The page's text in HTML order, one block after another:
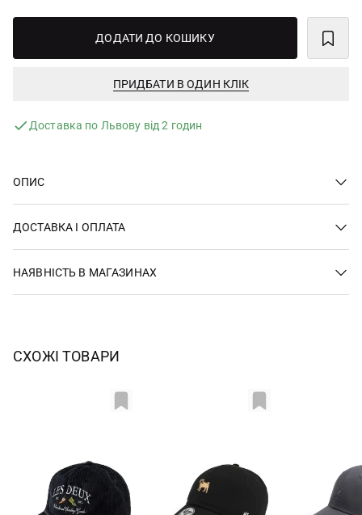
ДОДАТИ ДО КОШИКУ
ПРИДБАТИ В ОДИН КЛІК
Доставка по Львову від 2 годин
ОПИС
ДОСТАВКА І ОПЛАТА
НАЯВНІСТЬ В МАГАЗИНАХ
СХОЖІ ТОВАРИ